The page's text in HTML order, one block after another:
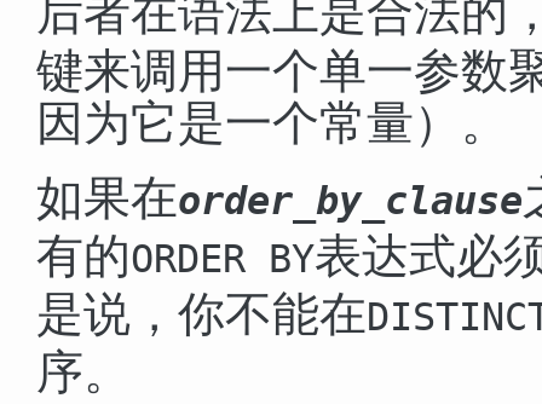
键来调用一个单一参数
因为它是一个常量）。
如果在order_by_clause
有的ORDER BY表达式必
是说，你不能在
序。